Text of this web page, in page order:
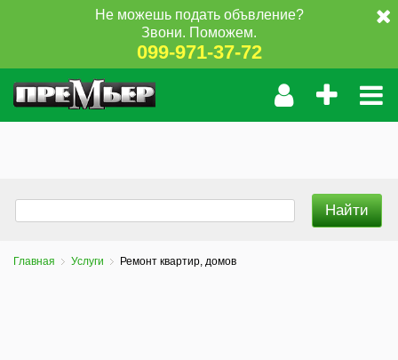
Не можешь подать объвление?
Звони. Поможем.
099-971-37-72
Главная Услуги Ремонт квартир, домов